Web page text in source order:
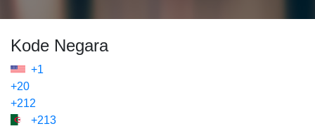
Kode Negara
+1
+20
+212
+213